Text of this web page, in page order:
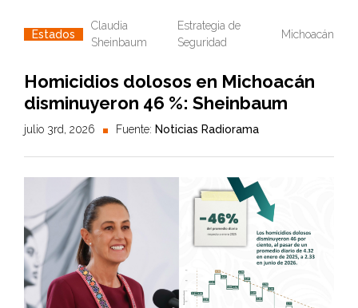
Estados
Claudia
Sheinbaum
Estrategia de
Seguridad
Michoacán
Homicidios dolosos en Michoacán
disminuyeron 46 %: Sheinbaum
julio 3rd, 2026 Fuente: Noticias Radiorama